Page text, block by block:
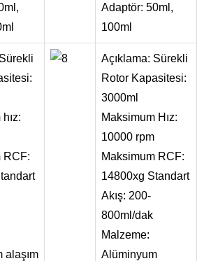
Adaptör: 50ml,
100ml
RCF:
alaşım
Açıklama: Sürekli
Rotor Kapasitesi:
3000ml
Maksimum Hız:
10000 rpm
Maksimum RCF:
14800xg Standart
Akış: 200-
800ml/dak
Malzeme:
Alüminyum